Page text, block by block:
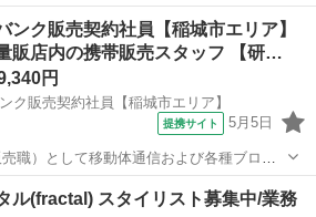
んでも可！ シフト自由に組めます！ 午前
ざいます。 自転車は会社で用意
ンク販売契約社員【稲城市エリア】
販店内の携帯販売スタッフ 【研…
円
ク販売契約社員【稲城市エリア】
提携サイト 5月5日
職）として移動体通信および各種ブロー
せします。 【具体的な業務内
の販売 ・新規加入やプラン変更の事務手続
ル(fractal) スタイリスト募集中/業務